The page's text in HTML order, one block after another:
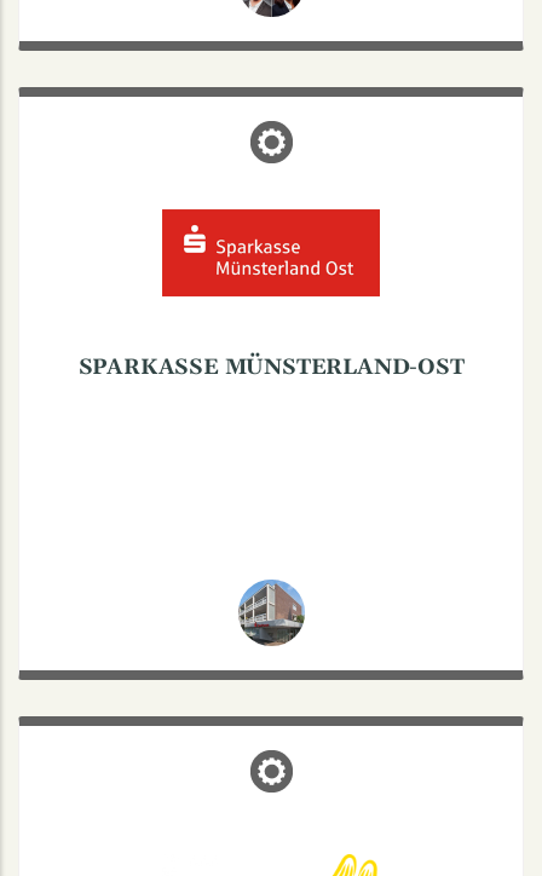
SPARKASSE MÜNSTERLAND-OST
SPARKASSE MÜNSTERLAND-OST
Mo, Mi, Fr: 9-12:30
Di: 9-12:30 | 14-16:30
Do: 9-12:30 | 14-18
Beratungszeiten:
Mo-Fr: 8-18
BÜCKMANN & DUARTE
Mo – Fr: 8:30-13 | 14-17 Uhr